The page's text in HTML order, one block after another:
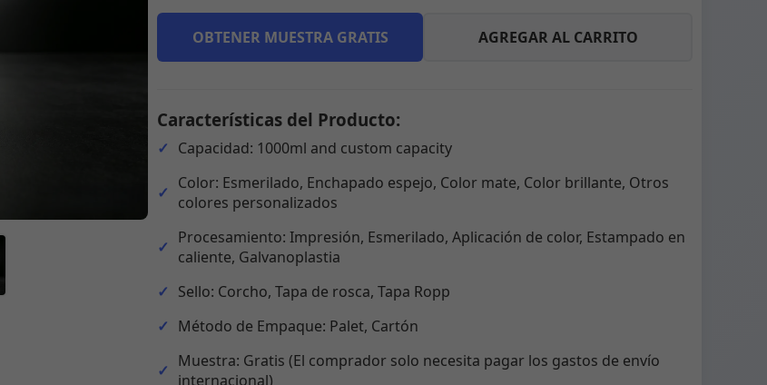
OBTENER MUESTRA GRATIS AGREGAR AL CARRITO
Características del Producto:
Capacidad: 1000ml and custom capacity
Color: Esmerilado, Enchapado espejo, Color mate, Color brillante, Otros
colores personalizados
Procesamiento: Impresión, Esmerilado, Aplicación de color, Estampado en
caliente, Galvanoplastia
Sello: Corcho, Tapa de rosca, Tapa Ropp
Método de Empaque: Palet, Cartón
Muestra: Gratis (El comprador solo necesita pagar los gastos de envío
internacional)